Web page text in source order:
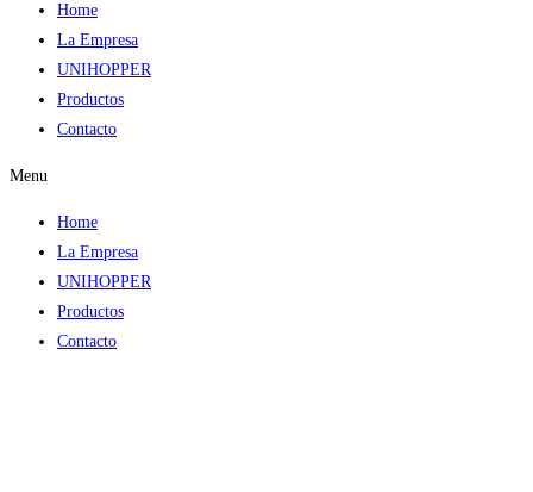
Home
La Empresa
UNIHOPPER
Productos
Contacto
Menu
Home
La Empresa
UNIHOPPER
Productos
Contacto